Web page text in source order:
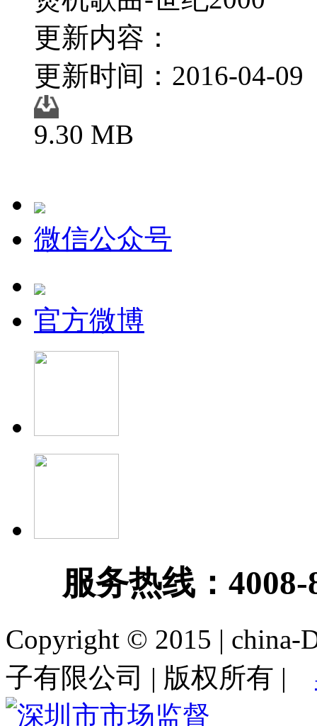
更新内容：
更新时间：2016-04-09
9.30 MB
微信公众号
官方微博
服务热线： 4008-
Copyright © 2015 | china-
子有限公司 | 版权所有 |